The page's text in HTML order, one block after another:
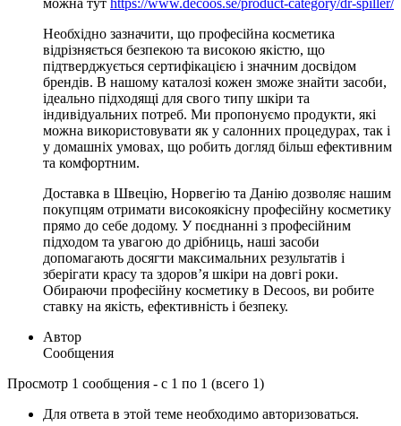
Необхідно зазначити, що професійна косметика
відрізняється безпекою та високою якістю, що
підтверджується сертифікацією і значним досвідом
брендів. В нашому каталозі кожен зможе знайти засоби,
ідеально підходящі для свого типу шкіри та
індивідуальних потреб. Ми пропонуємо продукти, які
можна використовувати як у салонних процедурах, так і
у домашніх умовах, що робить догляд більш ефективним
та комфортним.
Доставка в Швецію, Норвегію та Данію дозволяє нашим
покупцям отримати високоякісну професійну косметику
прямо до себе додому. У поєднанні з професійним
підходом та увагою до дрібниць, наші засоби
допомагають досягти максимальних результатів і
зберігати красу та здоров’я шкіри на довгі роки.
Обираючи професійну косметику в Decoos, ви робите
ставку на якість, ефективність і безпеку.
Автор
Сообщения
Просмотр 1 сообщения - с 1 по 1 (всего 1)
Для ответа в этой теме необходимо авторизоваться.